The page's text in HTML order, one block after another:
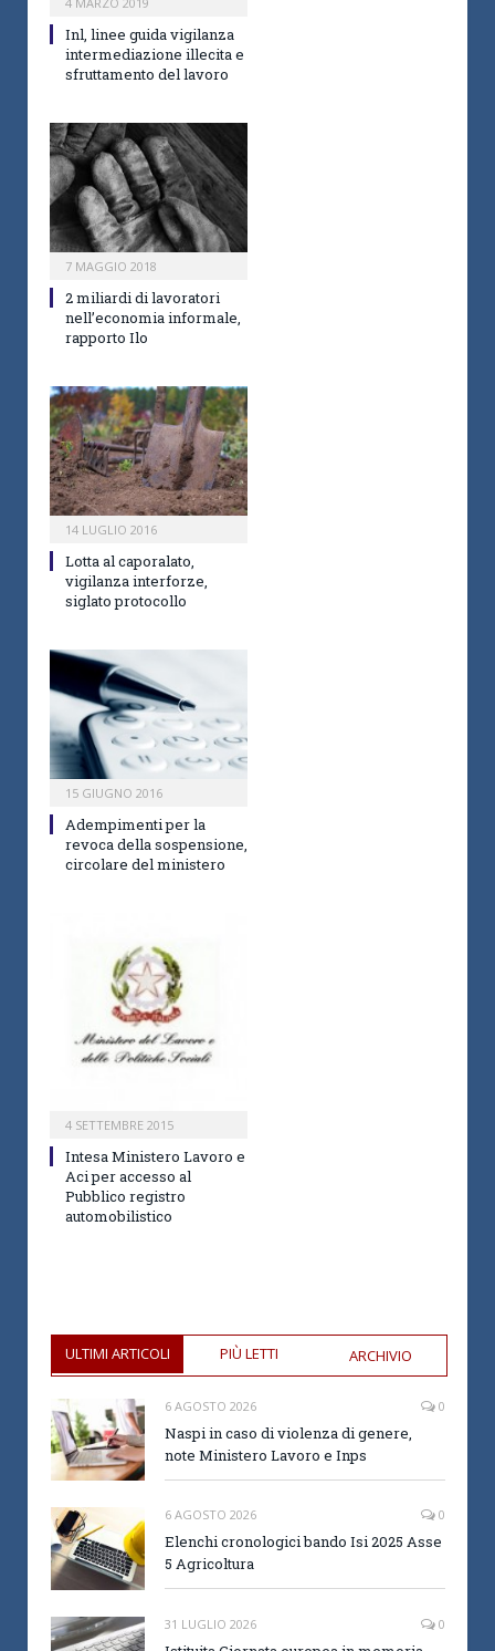
Inl, linee guida vigilanza
intermediazione illecita e
sfruttamento del lavoro
7 MAGGIO 2018
2 miliardi di lavoratori
nell’economia informale,
rapporto Ilo
14 LUGLIO 2016
Lotta al caporalato,
vigilanza interforze,
siglato protocollo
15 GIUGNO 2016
Adempimenti per la
revoca della sospensione,
circolare del ministero
4 SETTEMBRE 2015
Intesa Ministero Lavoro e
Aci per accesso al
Pubblico registro
automobilistico
ULTIMI ARTICOLI PIÙ LETTI ARCHIVIO
6 AGOSTO 2026 0
Naspi in caso di violenza di genere,
note Ministero Lavoro e Inps
6 AGOSTO 2026 0
Elenchi cronologici bando Isi 2025 Asse
5 Agricoltura
31 LUGLIO 2026 0